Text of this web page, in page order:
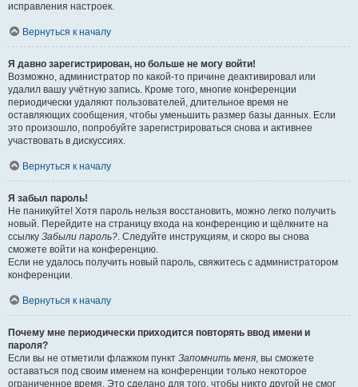
исправления настроек.
Вернуться к началу
Я давно зарегистрирован, но больше не могу войти!
Возможно, администратор по какой-то причине деактивировал или
удалил вашу учётную запись. Кроме того, многие конференции
периодически удаляют пользователей, длительное время не
оставляющих сообщения, чтобы уменьшить размер базы данных. Если
это произошло, попробуйте зарегистрироваться снова и активнее
участвовать в дискуссиях.
Вернуться к началу
Я забыл пароль!
Не паникуйте! Хотя пароль нельзя восстановить, можно легко получить
новый. Перейдите на страницу входа на конференцию и щёлкните на
ссылку Забыли пароль?. Следуйте инструкциям, и скоро вы снова
сможете войти на конференцию.
Если не удалось получить новый пароль, свяжитесь с администратором
конференции.
Вернуться к началу
Почему мне периодически приходится повторять ввод имени и
пароля?
Если вы не отметили флажком пункт Запомнить меня, вы сможете
оставаться под своим именем на конференции только некоторое
ограниченное время. Это сделано для того, чтобы никто другой не смог